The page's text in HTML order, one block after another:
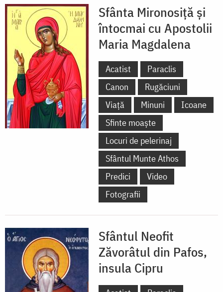
Sfânta Mironosiță și
întocmai cu Apostolii
Maria Magdalena
Acatist
Paraclis
Canon
Rugăciuni
Viață
Minuni
Icoane
Sfinte moaște
Locuri de pelerinaj
Sfântul Munte Athos
Predici
Video
Fotografii
Sfântul Neofit
Zăvorâtul din Pafos,
insula Cipru